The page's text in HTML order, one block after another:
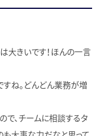
大きいです！ほんの一言
すね。どんどん業務が増
で、チームに相談するタ